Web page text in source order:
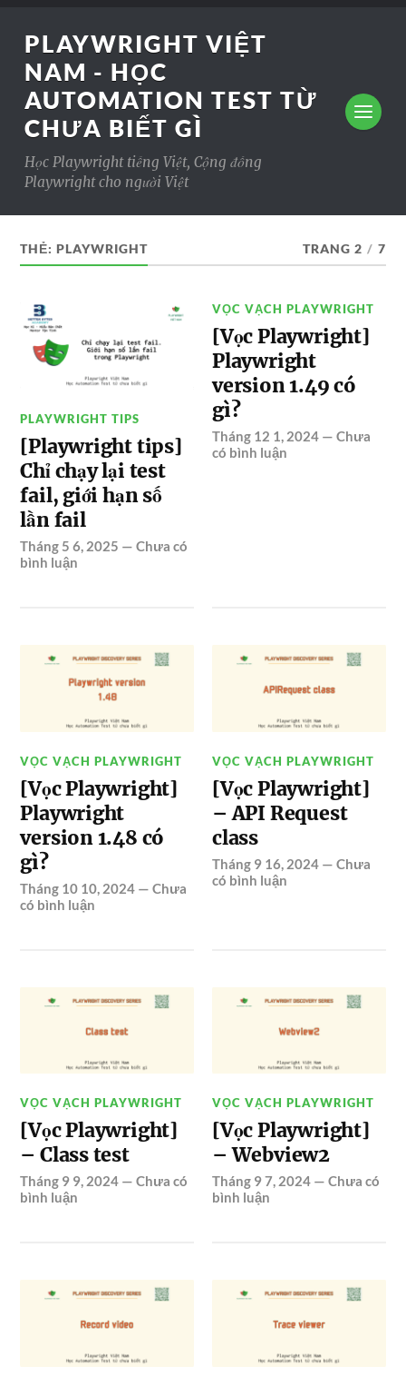
PLAYWRIGHT VIỆT
NAM - HỌC
AUTOMATION TEST TỪ
CHƯA BIẾT GÌ
Học Playwright tiếng Việt, Cộng đồng
Playwright cho người Việt
THẺ:PLAYWRIGHT TRANG 2 / 7
PLAYWRIGHT TIPS
[Playwright tips]
Chỉ chạy lại test
fail, giới hạn số
lần fail
Tháng 5 6, 2025 —Chưa có
bình luận
VỌC VẠCH PLAYWRIGHT
[Vọc Playwright]
Playwright
version 1.49 có
gì?
Tháng 12 1, 2024 —Chưa
có bình luận
VỌC VẠCH PLAYWRIGHT
[Vọc Playwright]
Playwright
version 1.48 có
gì?
Tháng 10 10, 2024 —Chưa
có bình luận
VỌC VẠCH PLAYWRIGHT
[Vọc Playwright]
– API Request
class
Tháng 9 16, 2024 —Chưa
có bình luận
VỌC VẠCH PLAYWRIGHT
[Vọc Playwright]
– Class test
Tháng 9 9, 2024 —Chưa có
bình luận
VỌC VẠCH PLAYWRIGHT
[Vọc Playwright]
– Webview2
Tháng 9 7, 2024 —Chưa có
bình luận